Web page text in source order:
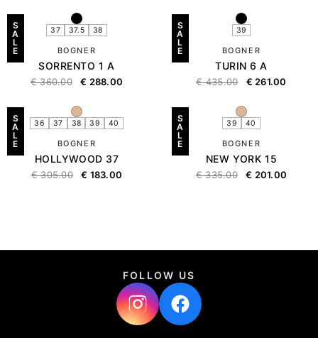
S
A
L
E
37 37.5 38
BOGNER
SORRENTO 1 A
€360.00 € 288.00
S
A
L
E
39
BOGNER
TURIN 6 A
€435.00 € 261.00
S
A
L
E
36 37 38 39 40
BOGNER
HOLLYWOOD 37
€305.00 € 183.00
S
A
L
E
39 40
BOGNER
NEW YORK 15
€335.00 € 201.00
FOLLOW US